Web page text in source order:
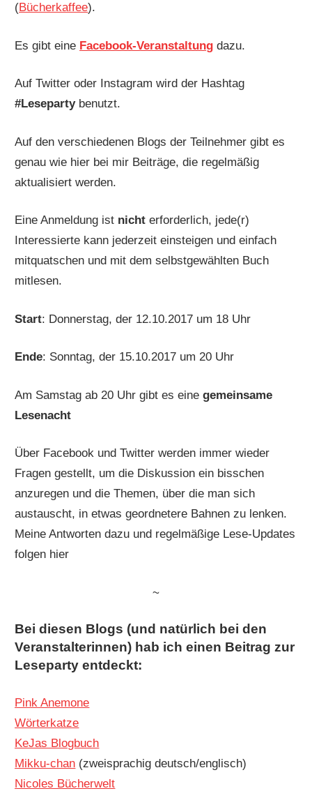
(Bücherkaffee).
Es gibt eine Facebook-Veranstaltung dazu.
Auf Twitter oder Instagram wird der Hashtag
#Lesepartybenutzt.
Auf den verschiedenen Blogs der Teilnehmer gibt es
genau wie hier bei mir Beiträge, die regelmäßig
aktualisiert werden.
Eine Anmeldung ist nicht erforderlich, jede(r)
Interessierte kann jederzeit einsteigen und einfach
mitquatschen und mit dem selbstgewählten Buch
mitlesen.
Start: Donnerstag, der 12.10.2017 um 18 Uhr
Ende: Sonntag, der 15.10.2017 um 20 Uhr
Am Samstag ab 20 Uhr gibt es einegemeinsame
Lesenacht
Über Facebook und Twitter werden immer wieder
Fragen gestellt, um die Diskussion ein bisschen
anzuregen und die Themen, über die man sich
austauscht, in etwas geordnetere Bahnen zu lenken.
Meine Antworten dazu und regelmäßige Lese-Updates
folgen hier
~
Bei diesen Blogs (und natürlich bei den
Veranstalterinnen) hab ich einen Beitrag zur
Leseparty entdeckt:
Pink Anemone
Wörterkatze
KeJas Blogbuch
Mikku-chan (zweisprachig deutsch/englisch)
Nicoles Bücherwelt